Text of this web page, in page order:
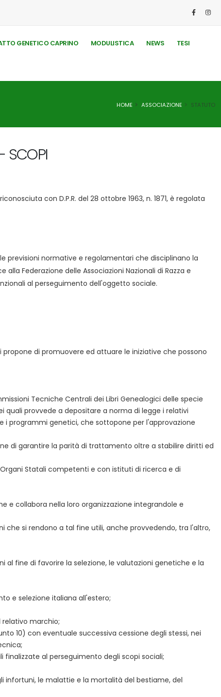
GENETICO CAPRINO MODULISTICA NEWS TESI
HOME ASSOCIAZIONE STATUTO
SCOPI
con D.P.R. del 28 ottobre 1963, n. 1871, è regolata
previsioni normative e regolamentari che disciplinano la
Federazione delle Associazioni Nazionali di Razza e
al perseguimento dell'oggetto sociale.
di promuovere ed attuare le iniziative che possono
Tecniche Centrali dei Libri Genealogici delle specie
quali provvede a depositare a norma di legge i relativi
i programmi genetici, che sottopone per l'approvazione
di garantire la parità di trattamento oltre a stabilire diritti ed
Statali competenti e con istituti di ricerca e di
e collabora nella loro organizzazione integrandole e
che si rendono a tal fine utili, anche provvedendo, tra l'altro,
fine di favorire la selezione, le valutazioni genetiche e la
e selezione italiana all'estero;
marchio;
10) con eventuale successiva cessione degli stessi, nei
al perseguimento degli scopi sociali;
infortuni, le malattie e la mortalità del bestiame, del